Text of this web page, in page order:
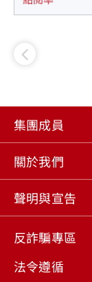
集團成員
關於我們
聲明與宣告
反詐騙專區
法令遵循